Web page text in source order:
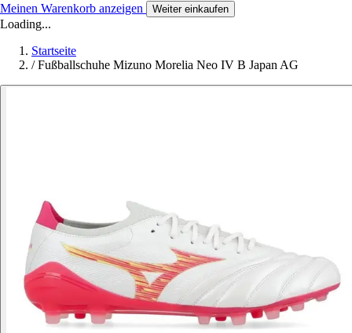
Meinen Warenkorb anzeigen Weiter einkaufen
Loading...
Startseite
/ Fußballschuhe Mizuno Morelia Neo IV B Japan AG